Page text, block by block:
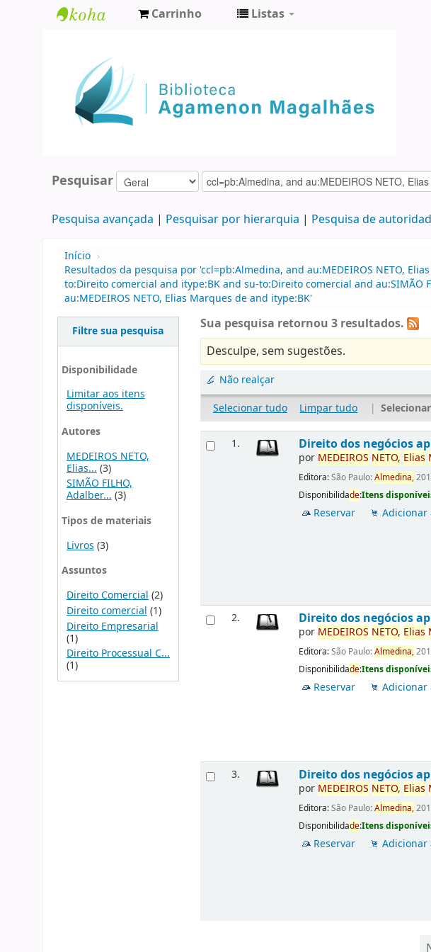
Agamenon
Magalhães
Carrinho Listas
Pesquisar
Pesquisa avançada Pesquisar por hierarquia Pesquisa de
Início ›
Resultados da pesquisa por 'ccl=pb:Almedina, and au:MEDEIROS NETO,
to:Direito comercial and itype:BK and su-to:Direito comercial and au:SIMÃO
au:MEDEIROS NETO, Elias Marques de and itype:BK'
Filtre sua pesquisa
Disponibilidade
Limitar aos itens
disponíveis.
Autores
MEDEIROS NETO,
Elias... (3)
SIMÃO FILHO,
Adalber...(3)
Tipos de materiais
Livros (3)
Assuntos
Direito Comercial (2)
Direito comercial (1)
Direito Empresarial
(1)
Direito Processual C...
(1)
Sua pesquisa retornou 3 resultados.
Desculpe, sem sugestões.
Não realçar
Selecionar tudo
Limpar tudo |
1. Direito dos negócios
por MEDEIROS NETO, Elias
Editora:São Paulo:Almedina,
Disponibilidade:Itens
Reservar Adicionar
2. Direito dos negócios
por MEDEIROS NETO, Elias
Editora:São Paulo:Almedina,
Disponibilidade:Itens
Reservar Adicionar
3. Direito dos negócios
por MEDEIROS NETO, Elias
Editora:São Paulo:Almedina,
Disponibilidade:Itens
Reservar Adicionar